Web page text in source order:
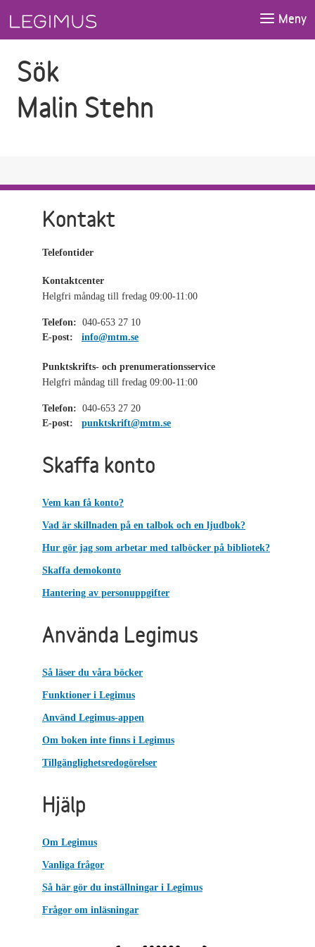
Meny
Sök
Malin Stehn
Kontakt
Telefontider
Kontaktcenter
Helgfri måndag till fredag 09:00-11:00
Telefon: 040-653 27 10
E-post:
info@mtm.se
Punktskrifts- och prenumerationsservice
Helgfri måndag till fredag 09:00-11:00
Telefon: 040-653 27 20
E-post:
punktskrift@mtm.se
Skaffa konto
Vem kan få konto?
Vad är skillnaden på en talbok och en ljudbok?
Hur gör jag som arbetar med talböcker på bibliotek?
Skaffa demokonto
Hantering av personuppgifter
Använda Legimus
Så läser du våra böcker
Funktioner i Legimus
Använd Legimus-appen
Om boken inte finns i Legimus
Tillgänglighetsredogörelser
Hjälp
Om Legimus
Vanliga frågor
Så här gör du inställningar i Legimus
Frågor om inläsningar